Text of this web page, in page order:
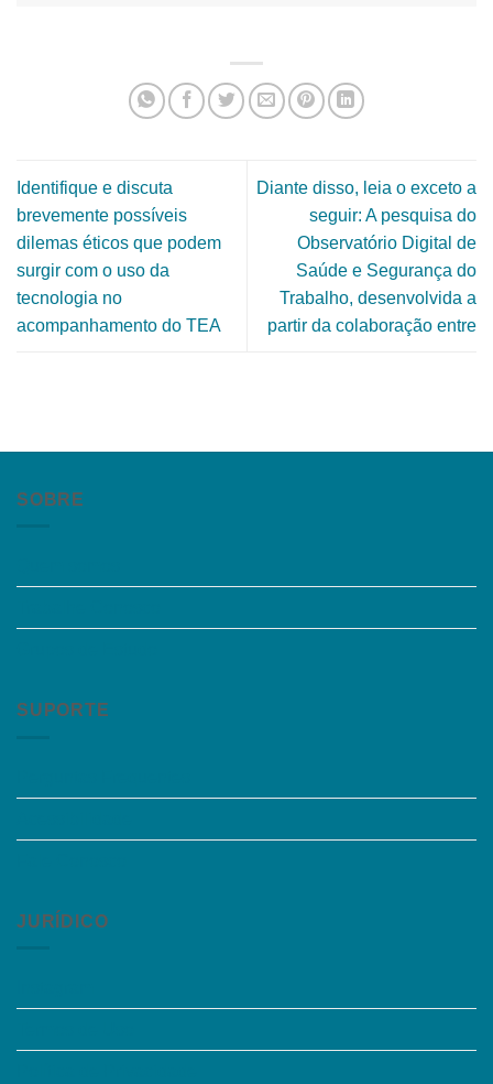
Identifique e discuta
brevemente possíveis
dilemas éticos que podem
surgir com o uso da
tecnologia no
acompanhamento do TEA
Diante disso, leia o exceto a
seguir: A pesquisa do
Observatório Digital de
Saúde e Segurança do
Trabalho, desenvolvida a
partir da colaboração entre
SOBRE
SUPORTE
JURÍDICO